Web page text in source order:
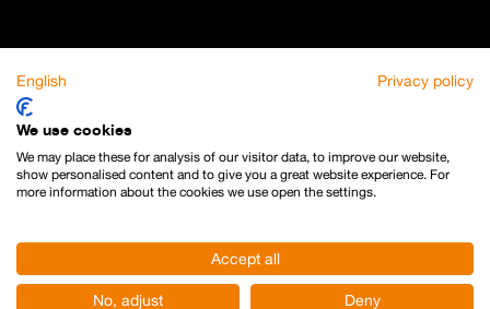
English Privacy policy
We use cookies
We may place these for analysis of our visitor data, to improve our website,
show personalised content and to give you a great website experience. For
more information about the cookies we use open the settings.
Accept all
No, adjust Deny